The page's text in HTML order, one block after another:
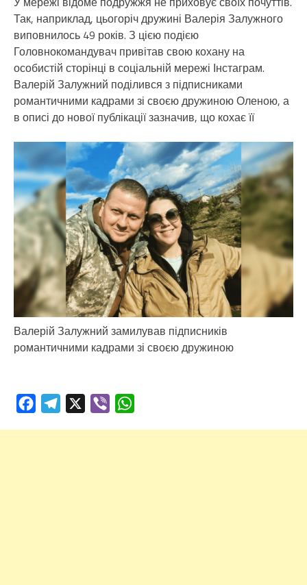
Так, наприклад, цьогоріч дружині Валерія Залужного
виповнилось 49 років. З цією подією
Головнокомандувач привітав свою кохану на
особистій сторінці в соціальній мережі Інстаграм.
Валерій Залужний поділився з підписниками
романтичними кадрами зі своєю дружиною Оленою, а
в описі до нової публікації зазначив, що кохає її
Валерій Залужний замилував підписників
романтичними кадрами зі своєю дружиною
FacebookTelegram Viber